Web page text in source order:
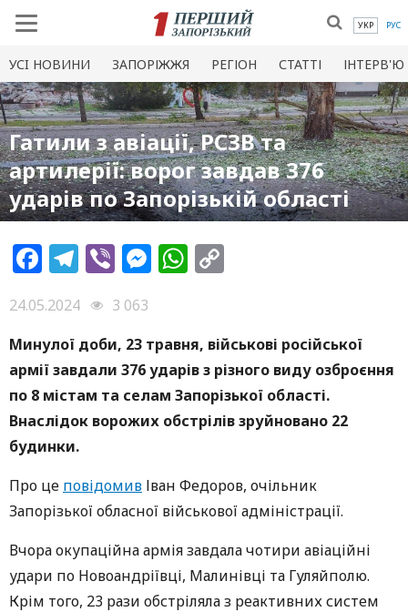
УКР РУС
УСI НОВИНИ ЗАПОРІЖЖЯ РЕГІОН СТАТТІ ІНТЕРВ'Ю
Гатили з авіації, РСЗВ та
артилерії: ворог завдав 376
ударів по Запорізькій області
Facebook
Telegram
ViberMessenger
WhatsApp
24.05.2024
3 063
Минулої доби, 23 травня, військові російської
армії завдали 376 ударів з різного виду озброєння
по 8 містам та селам Запорізької області.
Внаслідок ворожих обстрілів зруйновано 22
будинки.
Про це повідомив Іван Федоров, очільник
Запорізької обласної військової адміністрації.
Вчора окупаційна армія завдала чотири авіаційні
удари по Новоандріївці, Малинівці та Гуляйполю.
Крім того, 23 рази обстріляла з реактивних систем